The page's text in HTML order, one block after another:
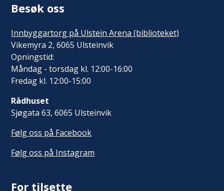
Besøk oss
Innbyggartorg på Ulstein Arena (biblioteket)
Vikemyra 2, 6065 Ulsteinvik
Opningstid:
Måndag - torsdag kl. 12:00-16:00
Fredag kl. 12:00-15:00
Rådhuset
Sjøgata 63, 6065 Ulsteinvik
Følg oss på Facebook
Følg oss på Instagram
For tilsette